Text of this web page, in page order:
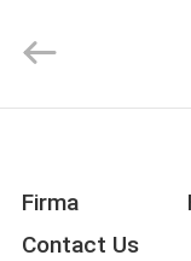
PRODUKTE
Ltd..
Reserved.
Firma
Contact Us